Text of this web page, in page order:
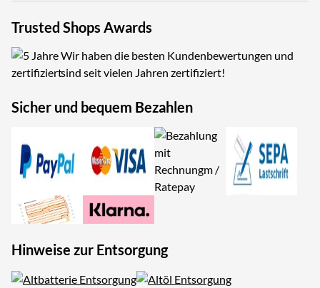
Trusted Shops Awards
Wir haben die besten Kundenbewertungen und
sind seit vielen Jahren zertifiziert!
Sicher und bequem Bezahlen
Hinweise zur Entsorgung